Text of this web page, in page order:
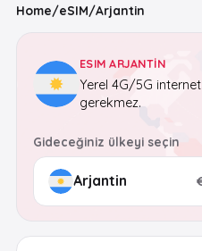
Home/eSIM/Arjantin
ESIM ARJANTIN
Yerel 4G/5G
gerekmez.
Gideceğiniz ülkeyi seçin